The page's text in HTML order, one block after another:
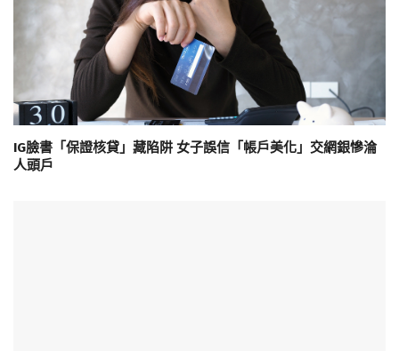
IG臉書「保證核貸」藏陷阱 女子誤信「帳戶美化」交網銀慘淪
人頭戶